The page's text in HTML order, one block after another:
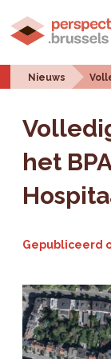
Nieuws
het
Gepubliceerd